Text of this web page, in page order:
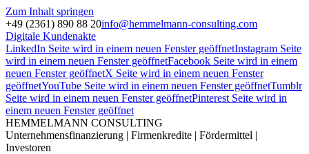
Zum Inhalt springen
+49 (2361) 890 88 20info@hemmelmann-consulting.com
Digitale Kundenakte
LinkedIn Seite wird in einem neuen Fenster geöffnetInstagram Seite
wird in einem neuen Fenster geöffnetFacebook Seite wird in einem
neuen Fenster geöffnetX Seite wird in einem neuen Fenster
geöffnetYouTube Seite wird in einem neuen Fenster geöffnetTumblr
Seite wird in einem neuen Fenster geöffnetPinterest Seite wird in
einem neuen Fenster geöffnet
HEMMELMANN CONSULTING
Unternehmensfinanzierung | Firmenkredite | Fördermittel |
Investoren